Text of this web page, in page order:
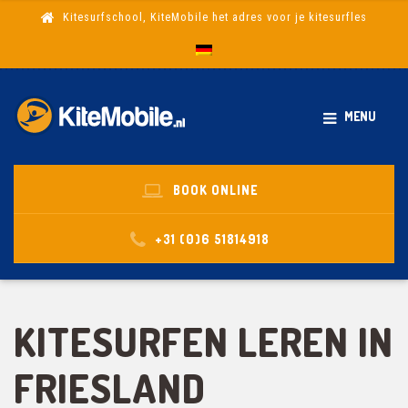
Kitesurfschool, KiteMobile het adres voor je kitesurfles
MENU
BOOK ONLINE
+31 (0)6 51814918
KITESURFEN LEREN IN
FRIESLAND